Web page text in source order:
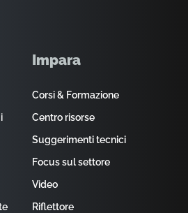
Impara
Corsi & Formazione
Centro risorse
Suggerimenti tecnici
Focus sul settore
Video
Riflettore